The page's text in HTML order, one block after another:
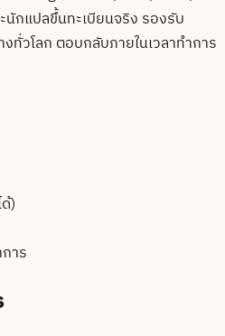
กแปลขึ้นทะเบียนจริง รองรับ
ทั่วโลก ตอบกลับภายในเวลาทำการ
)
าร